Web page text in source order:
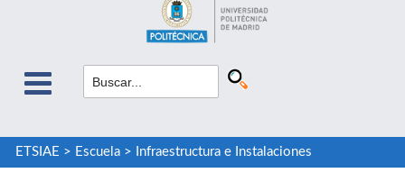
ETSIAE > Escuela> Infraestructura e Instalaciones